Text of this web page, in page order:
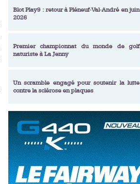
Enfin un livre de golf pensé pour les femmes
Ladies Pro-Am VSD : les premières
Académie Golf Barrière Julien Xanthopoulos,
Amundi Evian Championship, de nouvelles
expériences immersives
Tiger Woods se retire du Genesis Invitational
Blot Play9 : retour à Pléneuf‑Val‑André en juin
2026
Premier championnat du monde de golf
naturiste à La Jenny
Un scramble engagé pour soutenir la lutte
contre la sclérose en plaques
Resonance Golf Collection : Lacoste Golf
Series & Trophée Écologie, deux circuits
amateurs en 10 étapes
Royal Air Maroc Golf & Padel Cup : le nouvel
event sport et networking